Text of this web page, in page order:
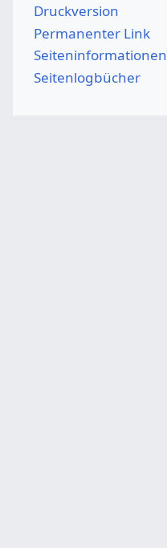
Druckversion
Permanenter Link
Seiten­­informationen
Seitenlogbücher